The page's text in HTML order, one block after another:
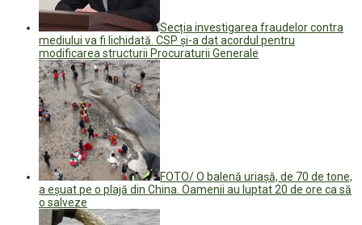
Secția investigarea fraudelor contra
mediului va fi lichidată. CSP și-a dat acordul pentru
modificarea structurii Procuraturii Generale
FOTO/ O balenă uriașă, de 70 de tone,
a eșuat pe o plajă din China. Oamenii au luptat 20 de ore ca să
o salveze